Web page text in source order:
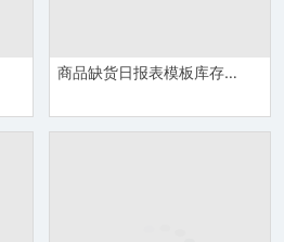
商品缺货日报表模板库存管理Excel模板